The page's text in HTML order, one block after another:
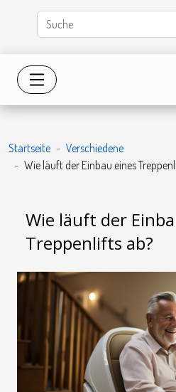
Startseite
Verschiedene
Wie läuft der Einbau eines
Wie läuft der
Treppenlifts ab?